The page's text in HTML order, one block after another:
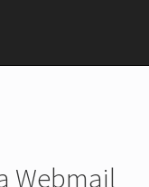
Webmail